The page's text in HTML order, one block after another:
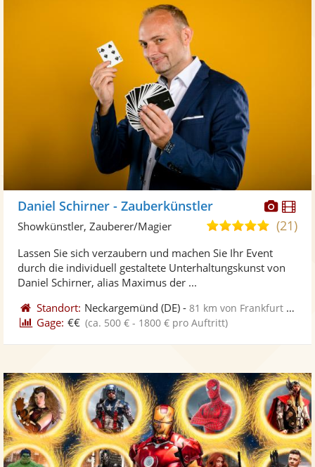
Daniel Schirner - Zauberkünstler
5,0
5
(21)
Showkünstler, Zauberer/Magier
Lassen Sie sich verzaubern und machen Sie Ihr Event
durch die individuell gestaltete Unterhaltungskunst von
Daniel Schirner, alias Maximus der ...
Standort: Neckargemünd (DE) -81 km von Frankfurt am Main
Gage: €€ (ca. 500 € - 1800 € pro Auftritt)